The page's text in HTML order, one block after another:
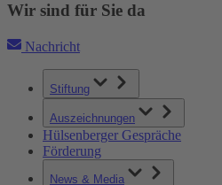
Wir sind für Sie da
Nachricht
Stiftung
Auszeichnungen
Hülsenberger Gespräche
Förderung
News & Media